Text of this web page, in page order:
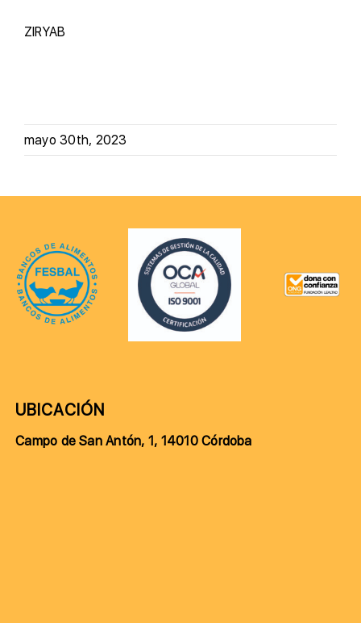
ZIRYAB
mayo 30th, 2023
UBICACIÓN
Campo de San Antón, 1, 14010 Córdoba